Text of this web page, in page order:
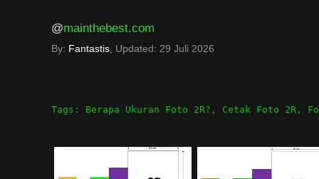
@mainthebest.com
By: Fantastis , Updated: 29 Juli 2026
Tags: Berapa Ukuran Foto 2R? , Cetak Foto 2R ,